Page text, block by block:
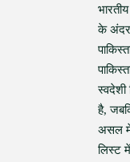
के अंदर
है,
असल में
लिस्ट